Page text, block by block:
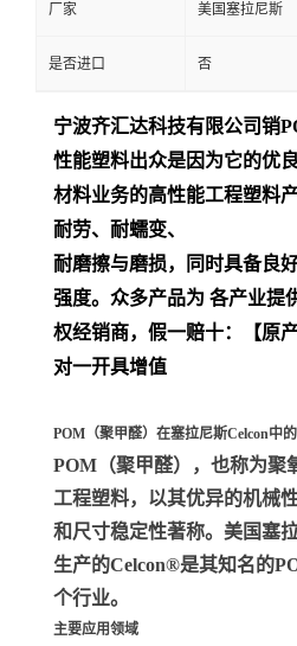
厂家 美国塞拉尼斯
是否进口 否
宁波齐汇达科技有限公司销
性能塑料出众是因为它的优
材料业务的高性能工程塑料
耐劳、耐蠕变、
耐磨擦与磨损，同时具备良
强度。众多产品为 各产业提
权经销商，假一赔十：【原
对一开具增值
POM（聚甲醛）在塞拉尼斯Celcon中
POM（聚甲醛）
，也称为聚
工程塑料，以其优异的机械
和尺寸稳定性著称。美国塞拉
生产的Celcon®是其知名的
个行业。
主要应用领域